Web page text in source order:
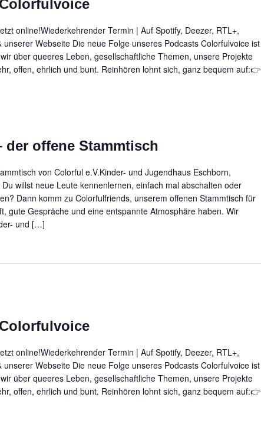
online!Wiederkehrender Termin | Auf Spotify, Deezer, RTL+,
unserer Webseite Die neue Folge unseres Podcasts Colorfulvoice ist
über queeres Leben, gesellschaftliche Themen, unsere Projekte
offen, ehrlich und bunt. Reinhören lohnt sich, ganz bequem auf:👉
offene Stammtisch
von Colorful e.V.Kinder- und Jugendhaus Eschborn,
willst neue Leute kennenlernen, einfach mal abschalten oder
Dann komm zu Colorfulfriends, unserem offenen Stammtisch für
gute Gespräche und eine entspannte Atmosphäre haben. Wir
und […]
online!Wiederkehrender Termin | Auf Spotify, Deezer, RTL+,
unserer Webseite Die neue Folge unseres Podcasts Colorfulvoice ist
über queeres Leben, gesellschaftliche Themen, unsere Projekte
offen, ehrlich und bunt. Reinhören lohnt sich, ganz bequem auf:👉